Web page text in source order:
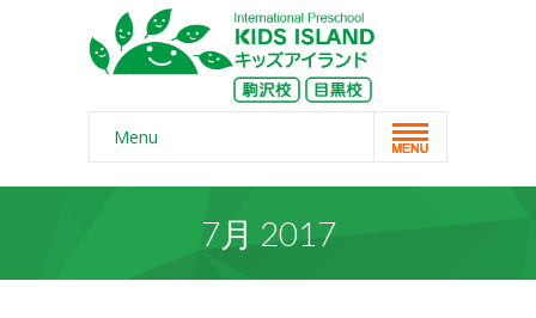
Menu
Home
スクール概要7月 2017